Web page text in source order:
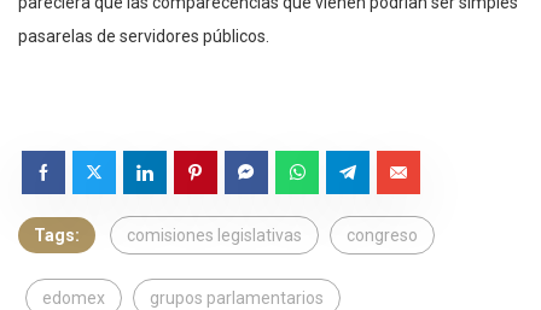
pasarelas de servidores públicos.
Tags: comisiones legislativas congreso
edomex grupos parlamentarios